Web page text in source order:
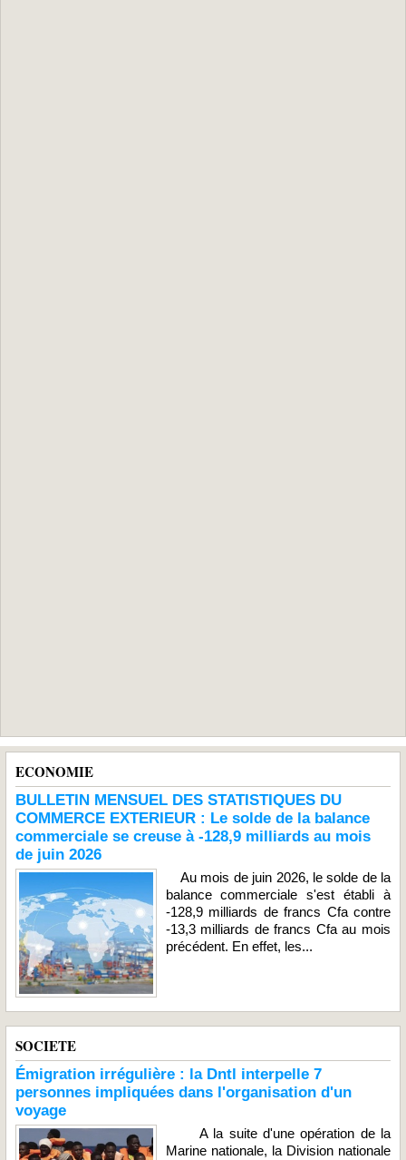
ECONOMIE
BULLETIN MENSUEL DES STATISTIQUES DU
COMMERCE EXTERIEUR : Le solde de la balance
commerciale se creuse à -128,9 milliards au mois
de juin 2026
Au mois de juin 2026, le solde de la
balance commerciale s'est établi à
-128,9 milliards de francs Cfa contre
-13,3 milliards de francs Cfa au mois
précédent. En effet, les...
SOCIETE
Émigration irrégulière : la Dntl interpelle 7
personnes impliquées dans l'organisation d'un
voyage
A la suite d'une opération de la
Marine nationale, la Division nationale